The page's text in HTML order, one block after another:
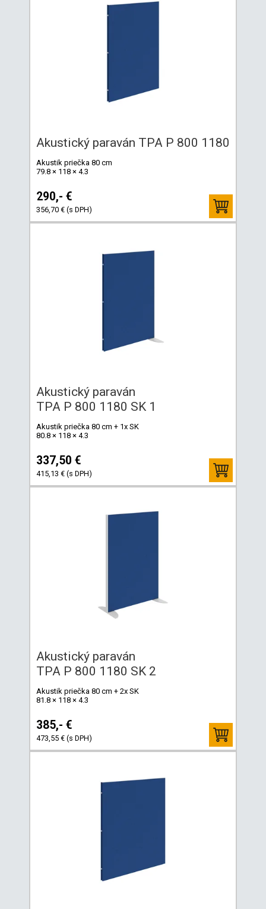
Akustický paraván TPA P 800 1180
Akustik priečka 80 cm
79.8 × 118 × 4.3
290,- €
356,70 € (s DPH)
Akustický paraván
TPA P 800 1180 SK 1
Akustik priečka 80 cm + 1x SK
80.8 × 118 × 4.3
337,50 €
415,13 € (s DPH)
Akustický paraván
TPA P 800 1180 SK 2
Akustik priečka 80 cm + 2x SK
81.8 × 118 × 4.3
385,- €
473,55 € (s DPH)